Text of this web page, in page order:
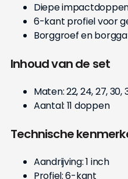
Diepe
6-kant profiel voor
Borggroef en
Inhoud van de set
Maten: 22, 24, 27, 30,
Aantal: 11 doppen
Technische
Aandrijving: 1 inch
Profiel: 6-kant